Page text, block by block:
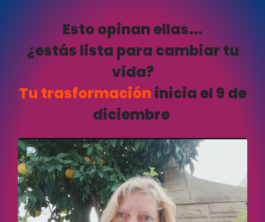
Esto opinan ellas...
¿estás lista para cambiar tu
vida?
Tu trasformación inicia el 9 de
diciembre